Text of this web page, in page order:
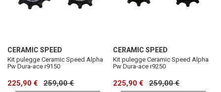
CERAMIC SPEED
Kit pulegge Ceramic Speed Alpha
Pw Dura-ace r9150
225,90 € 259,00 €
CERAMIC SPEED
Kit pulegge Ceramic Speed Alpha
Pw Dura-ace r9250
225,90 € 259,00 €